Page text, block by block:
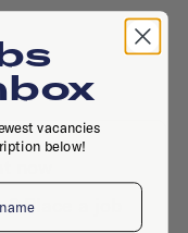
Place a job
vacancies
below!